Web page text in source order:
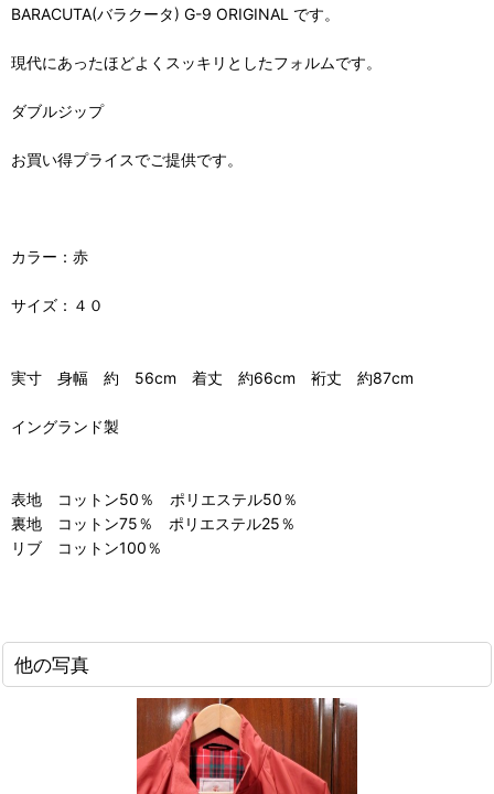
BARACUTA(バラクータ) G-9 ORIGINAL です。
現代にあったほどよくスッキリとしたフォルムです。
ダブルジップ
お買い得プライスでご提供です。
カラー：赤
サイズ：４０
実寸 身幅 約 56cm 着丈 約66cm 裄丈 約87cm
イングランド製
表地 コットン50％ ポリエステル50％
裏地 コットン75％ ポリエステル25％
リブ コットン100％
他の写真